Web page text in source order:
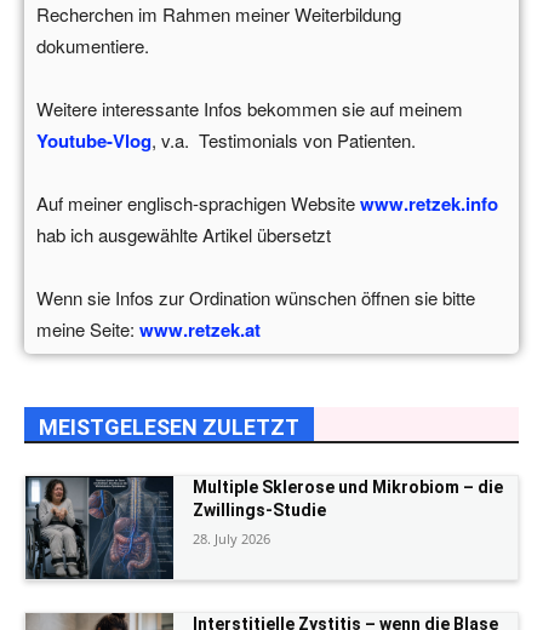
Recherchen im Rahmen meiner Weiterbildung
dokumentiere.
Weitere interessante Infos bekommen sie auf meinem
Youtube-Vlog, v.a. Testimonials von Patienten.
Auf meiner englisch-sprachigen Websitewww.retzek.info
hab ich ausgewählte Artikel übersetzt
Wenn sie Infos zur Ordination wünschen öffnen sie bitte
meine Seite: www.retzek.at
MEISTGELESEN ZULETZT
Multiple Sklerose und Mikrobiom – die
Zwillings-Studie
28. July 2026
Interstitielle Zystitis – wenn die Blase